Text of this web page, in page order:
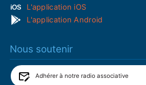
L'application iOS
L'application Android
Nous soutenir
Adhérer à notre radio associative